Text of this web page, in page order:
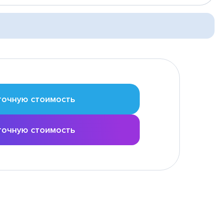
стоимость
стоимость